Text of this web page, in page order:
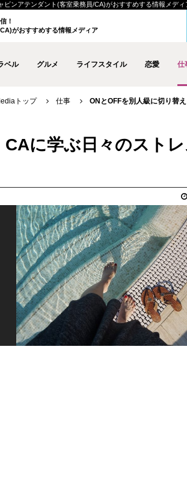
ンアテンダント(客室乗務員/CA)がおすすめする情報メディ
！
がおすすめする情報メディア
ベル グルメ ライフスタイル 恋愛 仕
トップ 仕事 ONとOFFを別人級に切り替
に学ぶ日々のスト